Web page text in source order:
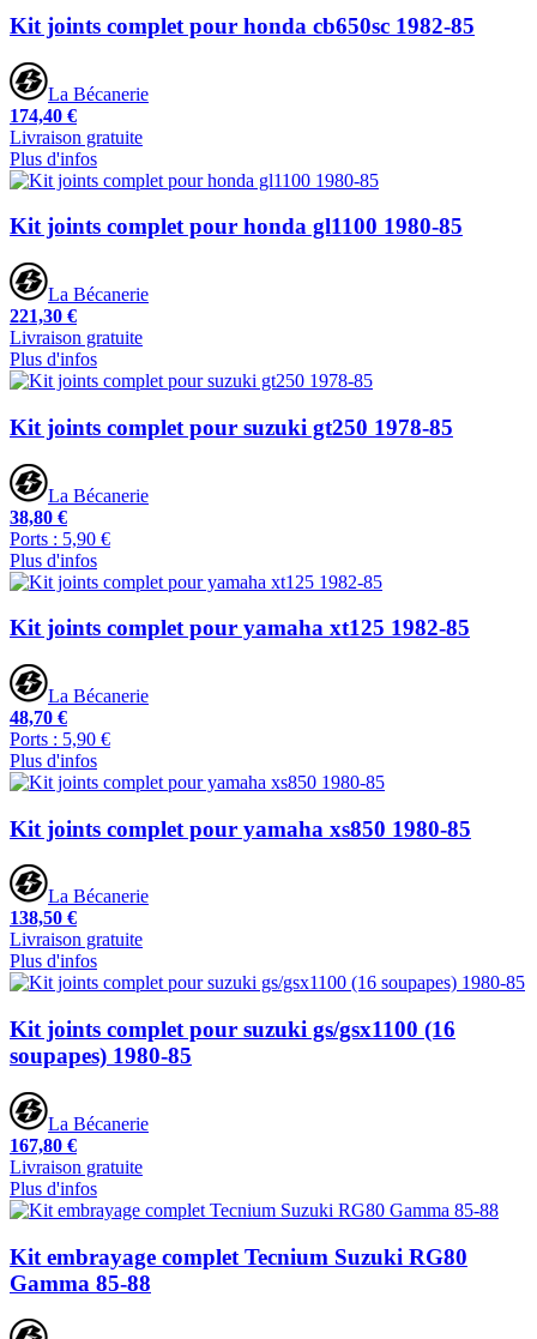
Kit joints complet pour honda cb650sc 1982-85
La Bécanerie
174,40 €
Livraison gratuite
Plus d'infos
Kit joints complet pour honda gl1100 1980-85
La Bécanerie
221,30 €
Livraison gratuite
Plus d'infos
Kit joints complet pour suzuki gt250 1978-85
La Bécanerie
38,80 €
Ports : 5,90 €
Plus d'infos
Kit joints complet pour yamaha xt125 1982-85
La Bécanerie
48,70 €
Ports : 5,90 €
Plus d'infos
Kit joints complet pour yamaha xs850 1980-85
La Bécanerie
138,50 €
Livraison gratuite
Plus d'infos
Kit joints complet pour suzuki gs/gsx1100 (16
soupapes) 1980-85
La Bécanerie
167,80 €
Livraison gratuite
Plus d'infos
Kit embrayage complet Tecnium Suzuki RG80
Gamma 85-88